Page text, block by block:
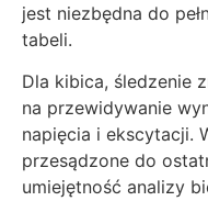
jest niezbędna do
tabeli.
Dla kibica, śledzenie
na przewidywanie
napięcia i ekscytacji.
przesądzone do
umiejętność analizy